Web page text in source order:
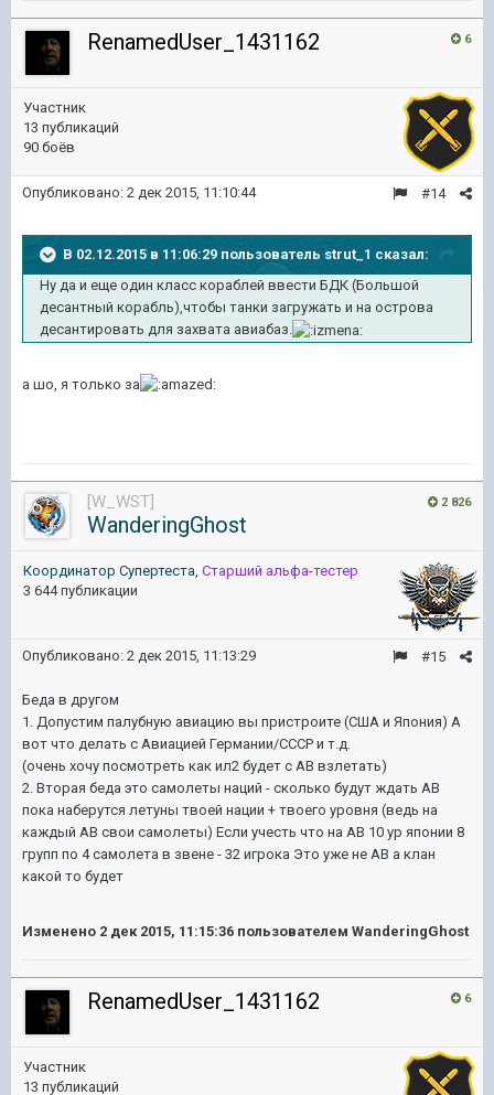
6
RenamedUser_1431162
Участник
13 публикаций
90 боёв
#14
Опубликовано: 2 дек 2015, 11:10:44
В 02.12.2015 в 11:06:29 пользователь strut_1 сказал:
Ну да и еще один класс кораблей ввести БДК (Большой
десантный корабль),чтобы танки загружать и на острова
десантировать для захвата авиабаз.
а шо, я только за
2 826
[W_WST]
WanderingGhost
Координатор Cупертеста, Старший альфа-тестер
3 644 публикации
#15
Опубликовано: 2 дек 2015, 11:13:29
Беда в другом
1. Допустим палубную авиацию вы пристроите (США и Япония) А
вот что делать с Авиацией Германии/СССР и т.д.
(очень хочу посмотреть как ил2 будет с АВ взлетать)
2. Вторая беда это самолеты наций - сколько будут ждать АВ
пока наберутся летуны твоей нации + твоего уровня (ведь на
каждый АВ свои самолеты) Если учесть что на АВ 10 ур японии 8
групп по 4 самолета в звене - 32 игрока Это уже не АВ а клан
какой то будет
Изменено 2 дек 2015, 11:15:36 пользователем WanderingGhost
6
RenamedUser_1431162
Участник
13 публикаций